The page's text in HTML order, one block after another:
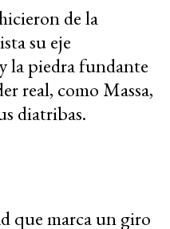
de la
su eje
la piedra fundante
real, como Massa,
diatribas.
que marca un giro